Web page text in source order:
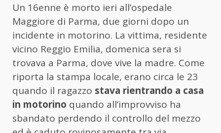
Un 16enne è morto ieri all’ospedale
Maggiore di Parma, due giorni dopo un
incidente in motorino. La vittima, residente
vicino Reggio Emilia, domenica sera si
trovava a Parma, dove vive la madre. Come
riporta la stampa locale, erano circa le 23
quando il ragazzo stava rientrando a casa
in motorino quando all’improvviso ha
sbandato perdendo il controllo del mezzo